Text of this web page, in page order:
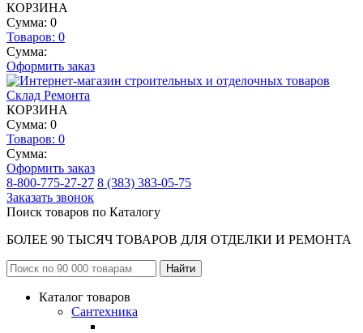
КОРЗИНА
Сумма: 0
Товаров: 0
Сумма:
Оформить заказ
КОРЗИНА
Сумма: 0
Товаров: 0
Сумма:
Оформить заказ
8-800-775-27-27 8 (383) 383-05-75
Заказать звонок
Поиск товаров по Каталогу
БОЛЕЕ 90 ТЫСЯЧ ТОВАРОВ ДЛЯ ОТДЕЛКИ И РЕМОНТА
Каталог товаров
Сантехника